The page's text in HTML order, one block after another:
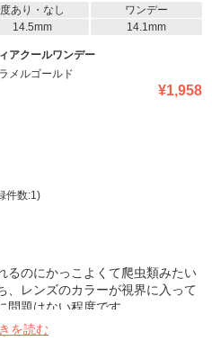
度あり・なし
ワンデー
14.5mm
14.1mm
アクールワンデー
メルゴールド
¥1,958
件数:1)
るのにかっこよくて爬虫類みたい
、レンズのカラーが視界に入って
題はない程度です。
を読む